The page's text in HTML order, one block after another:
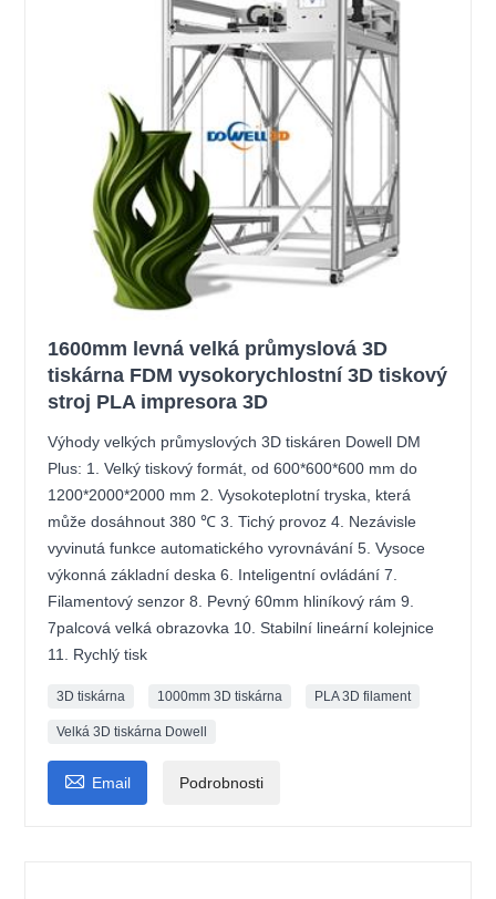
1600mm levná velká průmyslová 3D
tiskárna FDM vysokorychlostní 3D tiskový
stroj PLA impresora 3D
Výhody velkých průmyslových 3D tiskáren Dowell DM
Plus: 1. Velký tiskový formát, od 600*600*600 mm do
1200*2000*2000 mm 2. Vysokoteplotní tryska, která
může dosáhnout 380 ℃ 3. Tichý provoz 4. Nezávisle
vyvinutá funkce automatického vyrovnávání 5. Vysoce
výkonná základní deska 6. Inteligentní ovládání 7.
Filamentový senzor 8. Pevný 60mm hliníkový rám 9.
7palcová velká obrazovka 10. Stabilní lineární kolejnice
11. Rychlý tisk
3D tiskárna 1000mm 3D tiskárna PLA 3D filament
Velká 3D tiskárna Dowell
 Email Podrobnosti